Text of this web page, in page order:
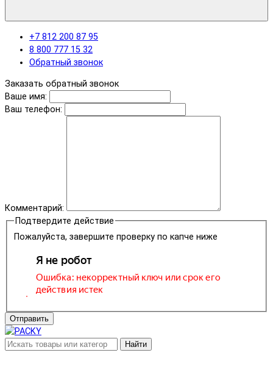
+7 812 200 87 95
8 800 777 15 32
Обратный звонок
Заказать обратный звонок
Ваше имя:
Ваш телефон:
Комментарий:
Подтвердите действие
Пожалуйста, завершите проверку по капче ниже
Отправить
Найти